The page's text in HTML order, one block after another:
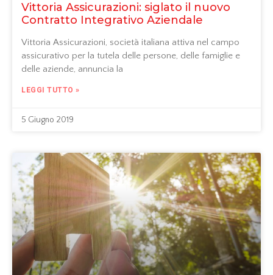
Vittoria Assicurazioni: siglato il nuovo
Contratto Integrativo Aziendale
Vittoria Assicurazioni, società italiana attiva nel campo
assicurativo per la tutela delle persone, delle famiglie e
delle aziende, annuncia la
LEGGI TUTTO »
5 Giugno 2019